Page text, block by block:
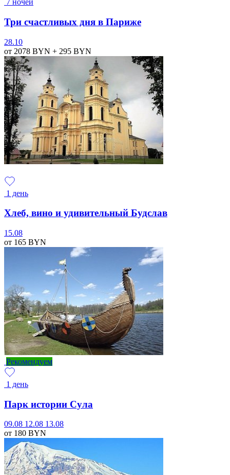
7 ночей
Три счастливых дня в Париже
28.10
от 2078 BYN + 295 BYN
1 день
Хлеб, вино и удивительный Будслав
15.08
от 165 BYN
Рекомендуем
1 день
Парк истории Сула
09.08 12.08 13.08
от 180 BYN